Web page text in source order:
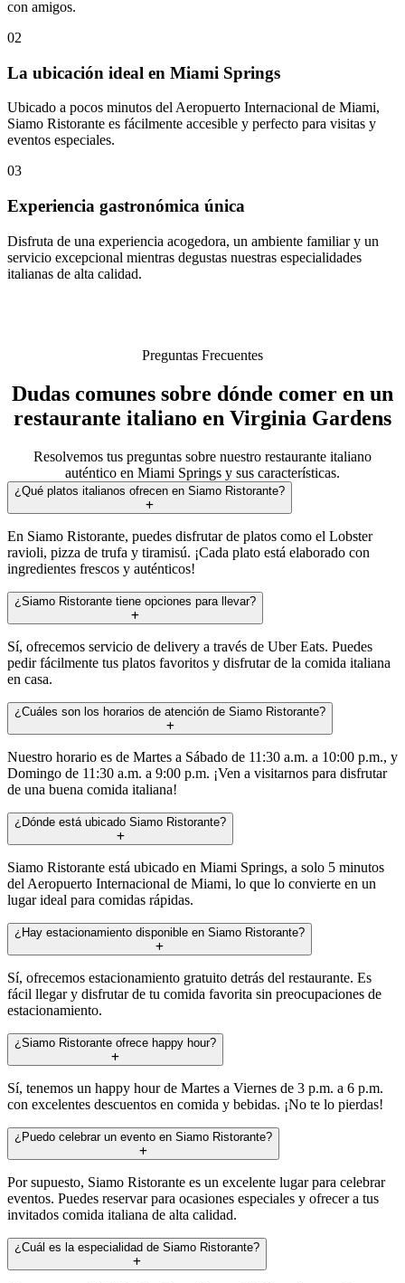
con amigos.
02
La ubicación ideal en Miami Springs
Ubicado a pocos minutos del Aeropuerto Internacional de Miami,
Siamo Ristorante es fácilmente accesible y perfecto para visitas y
eventos especiales.
03
Experiencia gastronómica única
Disfruta de una experiencia acogedora, un ambiente familiar y un
servicio excepcional mientras degustas nuestras especialidades
italianas de alta calidad.
Preguntas Frecuentes
Dudas comunes sobre dónde comer en un
restaurante italiano en Virginia Gardens
Resolvemos tus preguntas sobre nuestro restaurante italiano
auténtico en Miami Springs y sus características.
¿Qué platos italianos ofrecen en Siamo Ristorante?
En Siamo Ristorante, puedes disfrutar de platos como el Lobster
ravioli, pizza de trufa y tiramisú. ¡Cada plato está elaborado con
ingredientes frescos y auténticos!
¿Siamo Ristorante tiene opciones para llevar?
Sí, ofrecemos servicio de delivery a través de Uber Eats. Puedes
pedir fácilmente tus platos favoritos y disfrutar de la comida italiana
en casa.
¿Cuáles son los horarios de atención de Siamo Ristorante?
Nuestro horario es de Martes a Sábado de 11:30 a.m. a 10:00 p.m., y
Domingo de 11:30 a.m. a 9:00 p.m. ¡Ven a visitarnos para disfrutar
de una buena comida italiana!
¿Dónde está ubicado Siamo Ristorante?
Siamo Ristorante está ubicado en Miami Springs, a solo 5 minutos
del Aeropuerto Internacional de Miami, lo que lo convierte en un
lugar ideal para comidas rápidas.
¿Hay estacionamiento disponible en Siamo Ristorante?
Sí, ofrecemos estacionamiento gratuito detrás del restaurante. Es
fácil llegar y disfrutar de tu comida favorita sin preocupaciones de
estacionamiento.
¿Siamo Ristorante ofrece happy hour?
Sí, tenemos un happy hour de Martes a Viernes de 3 p.m. a 6 p.m.
con excelentes descuentos en comida y bebidas. ¡No te lo pierdas!
¿Puedo celebrar un evento en Siamo Ristorante?
Por supuesto, Siamo Ristorante es un excelente lugar para celebrar
eventos. Puedes reservar para ocasiones especiales y ofrecer a tus
invitados comida italiana de alta calidad.
¿Cuál es la especialidad de Siamo Ristorante?